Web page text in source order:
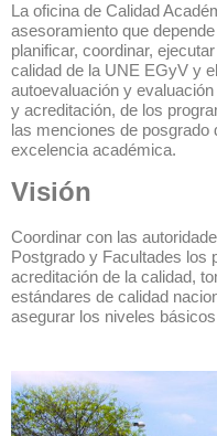
La oficina de Calidad
asesoramiento que
planificar, coordinar,
calidad de la UNE EGyV y
autoevaluación y
y acreditación, de los
las menciones de posgrado
excelencia académica.
Visión
Coordinar con las
Postgrado y Facultades los
acreditación de la calidad,
estándares de calidad
asegurar los niveles